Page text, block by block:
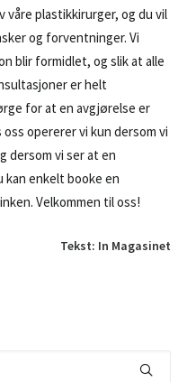
våre plastikkirurger, og du vil
og forventninger. Vi
blir formidlet, og slik at alle
er helt
for at en avgjørelse er
opererer vi kun dersom vi
dersom vi ser at en
kan enkelt booke en
Velkommen til oss!
Tekst: In Magasinet